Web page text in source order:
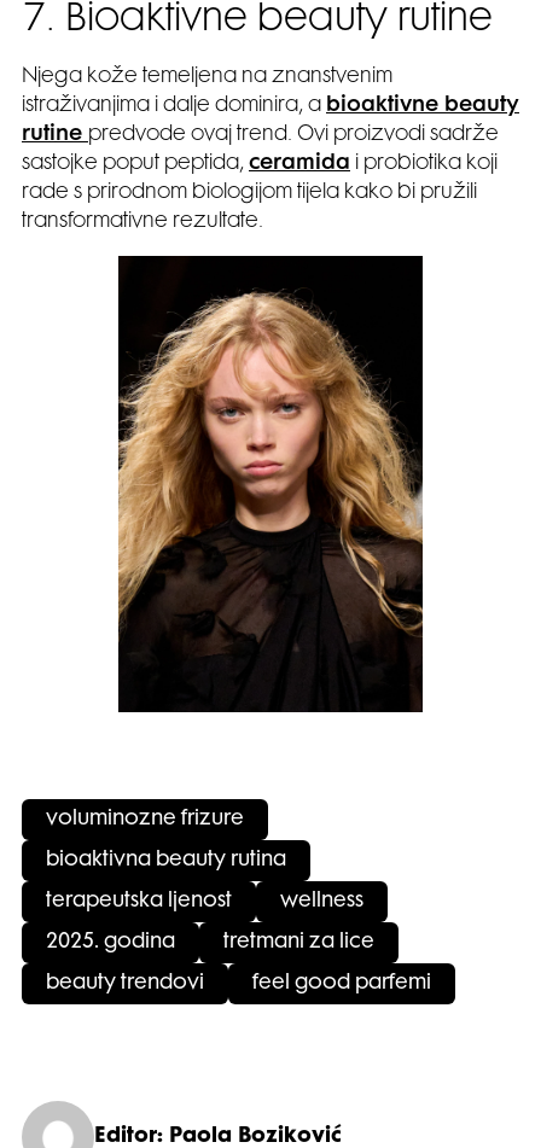
7. Bioaktivne beauty rutine
Njega kože temeljena na znanstvenim
istraživanjima i dalje dominira, a bioaktivne beauty
rutine predvode ovaj trend. Ovi proizvodi sadrže
sastojke poput peptida, ceramida i probiotika koji
rade s prirodnom biologijom tijela kako bi pružili
transformativne rezultate.
voluminozne frizure
bioaktivna beauty rutina
terapeutska ljenost wellness
2025. godina tretmani za lice
beauty trendovi feel good parfemi
Editor: Paola Boziković